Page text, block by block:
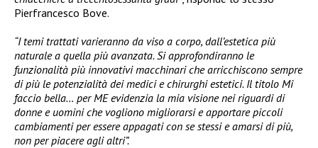
Pierfrancesco Bove.
“I temi trattati varieranno da viso a corpo, dall’estetica più
naturale a quella più avanzata. Si approfondiranno le
funzionalità più innovativi macchinari che arricchiscono sempre
di più le potenzialità dei medici e chirurghi estetici. Il titolo Mi
faccio bella… per ME evidenzia la mia visione nei riguardi di
donne e uomini che vogliono migliorarsi e apportare piccoli
cambiamenti per essere appagati con se stessi e amarsi di più,
non per piacere agli altri”.